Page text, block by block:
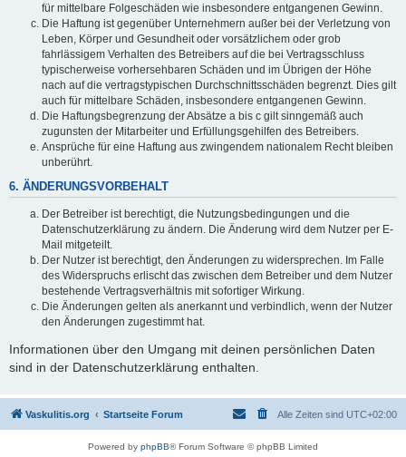
für mittelbare Folgeschäden wie insbesondere entgangenen Gewinn.
Die Haftung ist gegenüber Unternehmern außer bei der Verletzung von
Leben, Körper und Gesundheit oder vorsätzlichem oder grob
fahrlässigem Verhalten des Betreibers auf die bei Vertragsschluss
typischerweise vorhersehbaren Schäden und im Übrigen der Höhe
nach auf die vertragstypischen Durchschnittsschäden begrenzt. Dies gilt
auch für mittelbare Schäden, insbesondere entgangenen Gewinn.
Die Haftungsbegrenzung der Absätze a bis c gilt sinngemäß auch
zugunsten der Mitarbeiter und Erfüllungsgehilfen des Betreibers.
Ansprüche für eine Haftung aus zwingendem nationalem Recht bleiben
unberührt.
6. ÄNDERUNGSVORBEHALT
Der Betreiber ist berechtigt, die Nutzungsbedingungen und die
Datenschutzerklärung zu ändern. Die Änderung wird dem Nutzer per E-
Mail mitgeteilt.
Der Nutzer ist berechtigt, den Änderungen zu widersprechen. Im Falle
des Widerspruchs erlischt das zwischen dem Betreiber und dem Nutzer
bestehende Vertragsverhältnis mit sofortiger Wirkung.
Die Änderungen gelten als anerkannt und verbindlich, wenn der Nutzer
den Änderungen zugestimmt hat.
Informationen über den Umgang mit deinen persönlichen Daten
sind in der Datenschutzerklärung enthalten.
Vaskulitis.org Startseite Forum Alle Zeiten sind UTC+02:00
Powered by phpBB® Forum Software © phpBB Limited